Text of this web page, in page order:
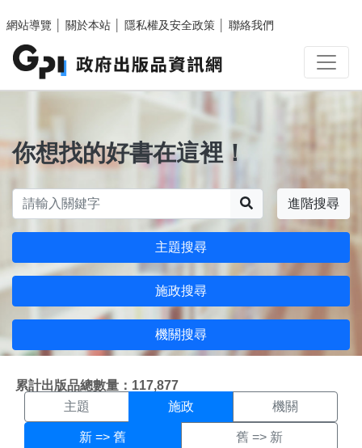
網站導覽
關於本站 隱私權及安全政策 聯絡我們
你想找的好書在這裡！
進階搜尋
主題搜尋
施政搜尋
機關搜尋
累計出版品總數量：117,877
施政搜尋結果頁面
主題 施政 機關
新 => 舊 舊 => 新